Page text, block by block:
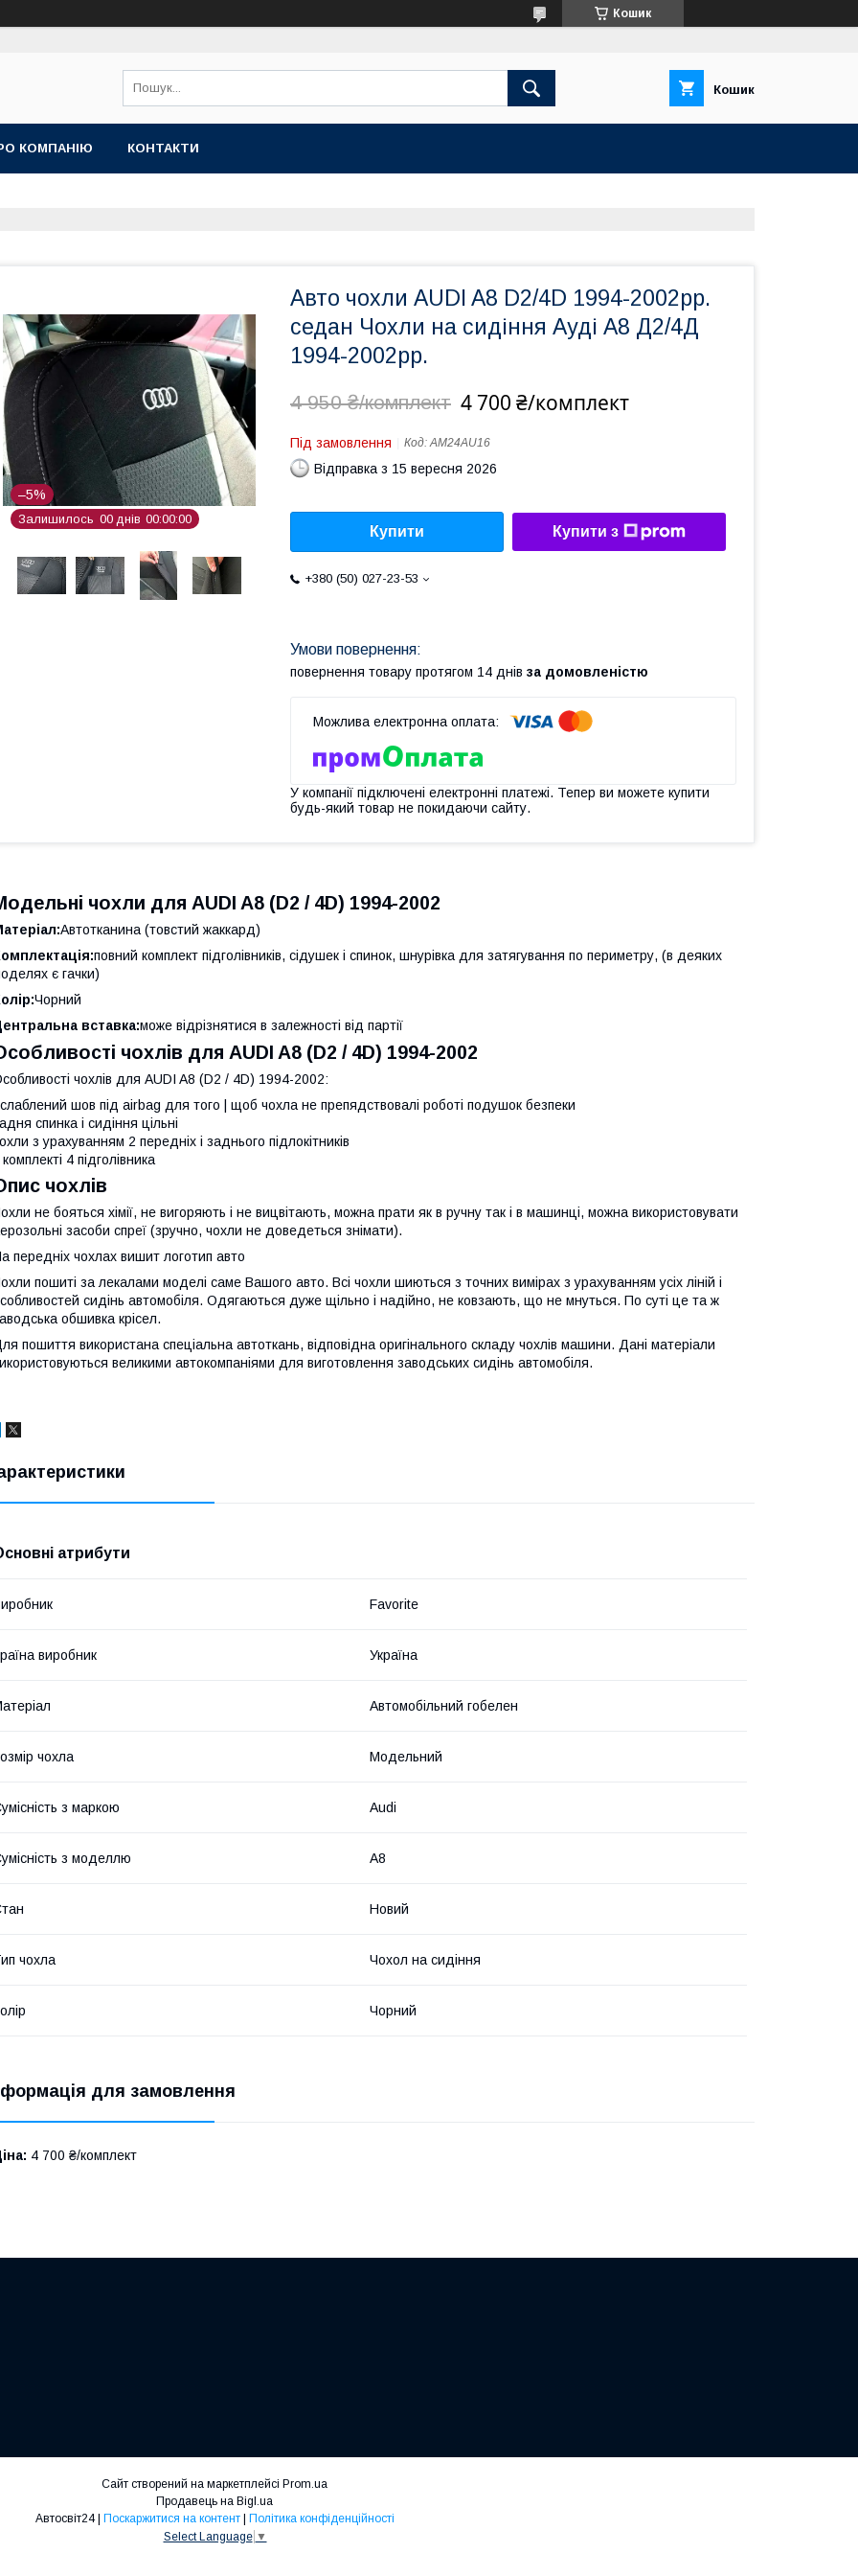
Кошик
Кошик
КОМПАНІЮ КОНТАКТИ
–5%
Залишилось 00 днів 00 00 00
Авто чохли AUDI A8 D2/4D 1994-2002рр.
седан Чохли на сидіння Ауді А8 Д2/4Д
1994-2002рр.
4 950 ₴/комплект 4 700 ₴/комплект
Під замовлення Код:AM24AU16
Відправка з 15 вересня 2026
Купити Купити з
+380 (50) 027-23-53
повернення товару протягом 14 днів за домовленістю
У компанії підключені електронні платежі. Тепер ви можете купити
будь-який товар не покидаючи сайту.
чохли для AUDI A8 (D2 / 4D) 1994-2002
Автотканина (товстий жаккард)
повний комплект підголівників, сідушек і спинок, шнурівка для затягування по периметру, (в деяких
є гачки)
Чорний
вставка:може відрізнятися в залежності від партії
чохлів для AUDI A8 (D2 / 4D) 1994-2002
чохлів для AUDI A8 (D2 / 4D) 1994-2002:
шов під airbag для того | щоб чохла не препядствовалі роботі подушок безпеки
спинка і сидіння цільні
з урахуванням 2 передніх і заднього підлокітників
4 підголівника
чохлів
не бояться хімії, не вигоряють і не вицвітають, можна прати як в ручну так і в машинці, можна використовувати
засоби спреї (зручно, чохли не доведеться знімати).
передніх чохлах вишит логотип авто
пошиті за лекалами моделі саме Вашого авто. Всі чохли шиються з точних вимірах з урахуванням усіх ліній і
сидінь автомобіля. Одягаються дуже щільно і надійно, не ковзають, що не мнуться. По суті це та ж
обшивка крісел.
пошиття використана спеціальна автоткань, відповідна оригінального складу чохлів машини. Дані матеріали
великими автокомпаніями для виготовлення заводських сидінь автомобіля.
атрибути
Favorite
виробник Україна
Автомобільний гобелен
чохла Модельний
з маркою Audi
з моделлю A8
Новий
чохла Чохол на сидіння
Чорний
для замовлення
4 700 ₴/комплект
Сайт створений на маркетплейсі Prom.ua
Продавець на Bigl.ua
Поскаржитися на контент
Політика конфіденційності
Select Language ▼